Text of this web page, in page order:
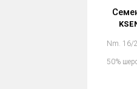
Nm. 16/
50%